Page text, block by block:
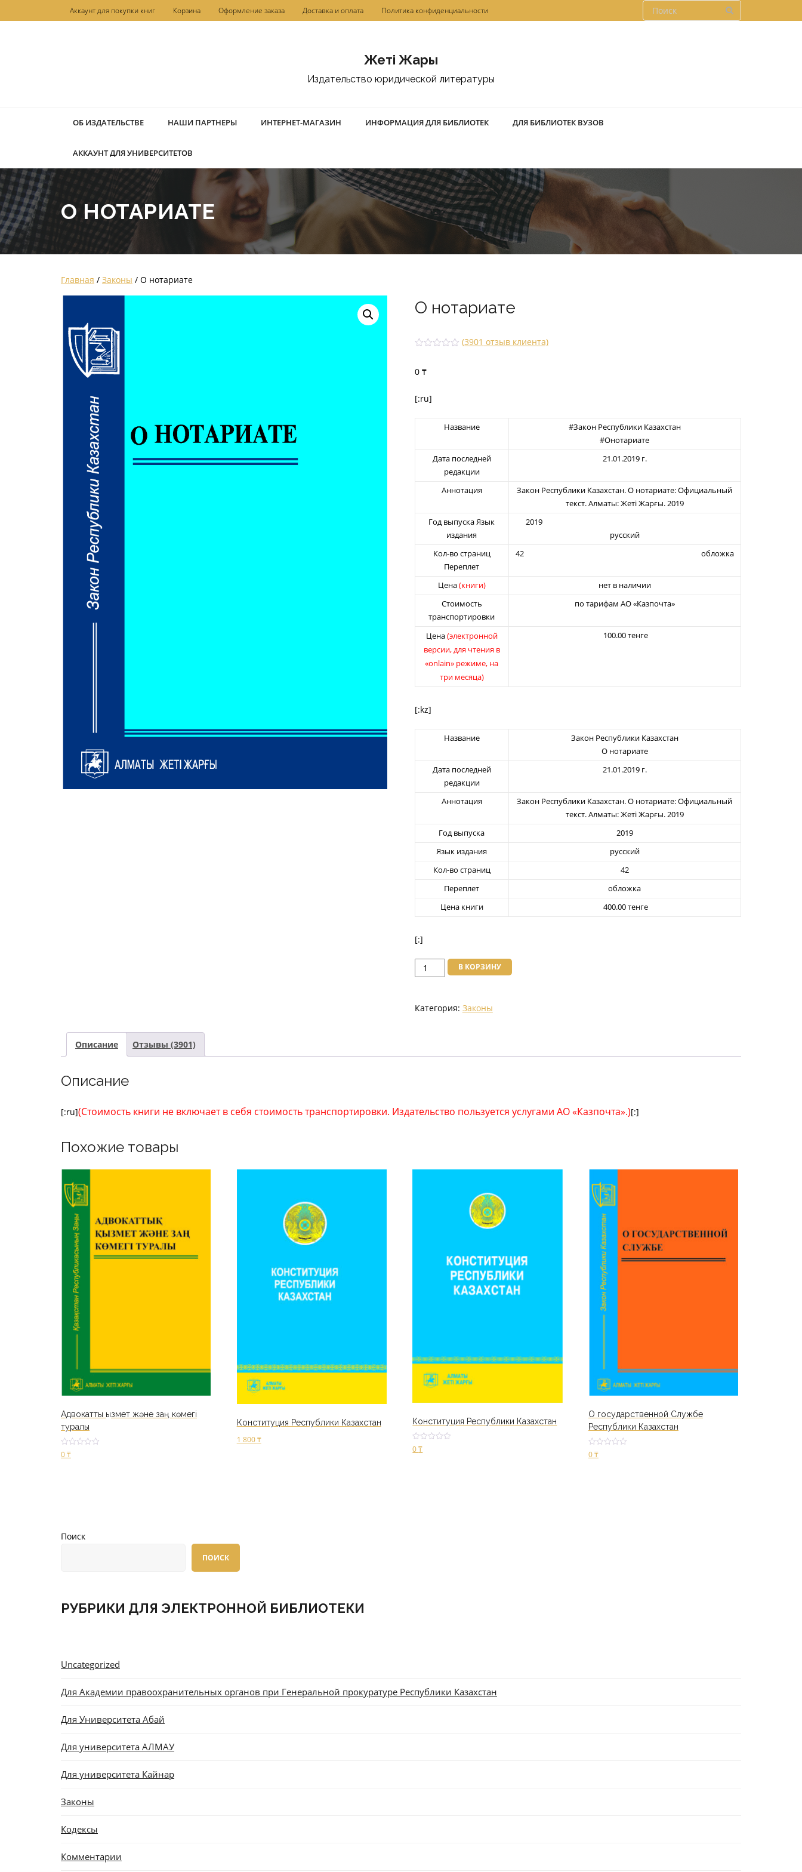
к
Аккаунт для покупки книг Корзина Оформление заказа Доставка и оплата Политика конфиденциальности
Жетi Жарғы
Издательство юридической литературы
ОБ ИЗДАТЕЛЬСТВЕ НАШИ ПАРТНЕРЫ ИНТЕРНЕТ-МАГАЗИН ИНФОРМАЦИЯ ДЛЯ БИБЛИОТЕК ДЛЯ БИБЛИОТЕК ВУЗОВ
АККАУНТ ДЛЯ УНИВЕРСИТЕТОВ
О НОТАРИАТЕ
Главная / Законы / О нотариате
О нотариате
из 5
опроса
пользо
(3901 отзыв клиента)
0 ₸
[:ru]
Название
#Закон Республики Казахстан
#Онотариате
Дата последней
редакции
21.01.2019 г.
Аннотация
Закон Республики Казахстан. О нотариате: Официальный
текст. Алматы: Жеті Жарғы. 2019
Год выпуска Язык
издания
2019
русский
Кол-во страниц
Переплет
42 обложка
Цена(книги)
нет в наличии
Стоимость
транспортировки
по тарифам АО «Казпочта»
Цена(электронной
версии, для чтения в
«onlain» режиме, на
три месяца)
100.00 тенге
[:kz]
Название
Закон Республики Казахстан
О нотариате
Дата последней
редакции
21.01.2019 г.
Аннотация
Закон Республики Казахстан. О нотариате: Официальный
текст. Алматы: Жеті Жарғы. 2019
Год выпуска
2019
Язык издания
русский
Кол-во страниц
42
Переплет
обложка
Цена книги
400.00 тенге
[:]
Количество
товара
нотариате
В КОРЗИНУ
Категория: Законы
Описание Отзывы (3901)
Описание
[:ru](Стоимость книги не включает в себя стоимость транспортировки. Издательство пользуется услугами АО «Казпочта».)[:]
Похожие товары
Адвокаттық қызмет және заң көмегі
туралы
Оценк
а
0₸
Конституция Республики Казахстан
1 800₸
Конституция Республики Казахстан
Оцен
ка
0₸
О государственной Cлужбе
Республики Казахстан
Оценк
а
0₸
Поиск
ПОИСК
РУБРИКИ ДЛЯ ЭЛЕКТРОННОЙ БИБЛИОТЕКИ
Uncategorized
Для Академии правоохранительных органов при Генеральной прокуратуре Республики Казахстан
Для Университета Абай
Для университета АЛМАУ
Для университета Кайнар
Законы
Кодексы
Комментарии